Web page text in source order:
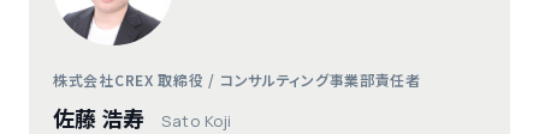
株式会社CREX 取締役 / コンサルティング事業部責任者
佐藤 浩寿 Sato Koji